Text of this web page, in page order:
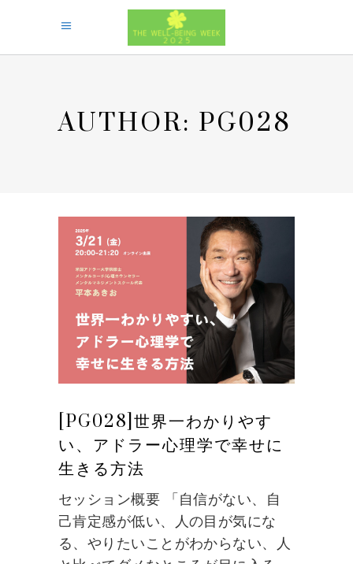
AUTHOR: PG028
[PG028]世界一わかりやす
い、アドラー心理学で幸せに
生きる方法
セッション概要 「自信がない、自
己肯定感が低い、人の目が気にな
る、やりたいことがわからない、人